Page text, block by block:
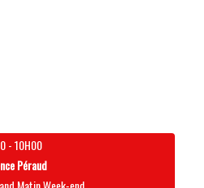
-10H00
Péraud